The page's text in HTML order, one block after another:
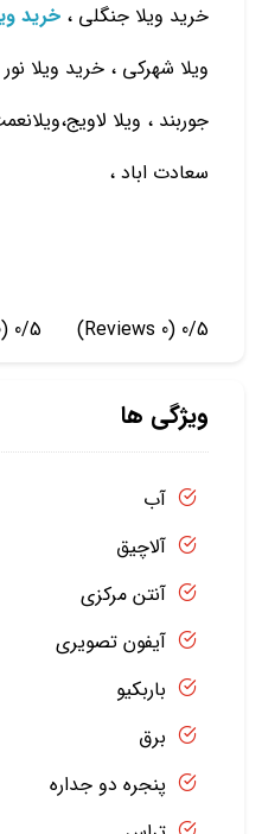
خرید ویلا جنگلی ، خرید
ویلا شهرکی ، خرید ویلا نور
جوربند ، ویلا
سعادت اباد ،
0/5
(0 Reviews)
0/5
(0 Reviews)
ویژگی ها
آب
آلاچیق
آنتن مرکزی
آیفون تصویری
باربکیو
برق
پنجره دو جداره